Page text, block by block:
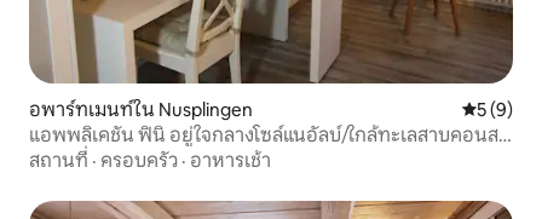
อพาร์ทเมนท์ใน Nusplingen คะแนนเฉ
5 (9)
แอพพลิเคชัน ฟินิ อยู่ใจกลางโซล์แนอัลบ์/ใกล้ทะเลสาบคอนส
แตนซ์
สถานที่ · ครอบครัว · อาหารเช้า